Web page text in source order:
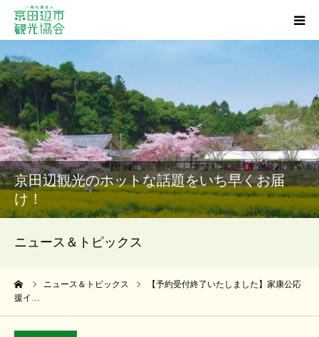
京田辺観光のホットな話題をいち早くお届
け！
ニュース＆トピックス
ニュース＆トピックス
【予約受付終了いたしました】家康公応
援イ…
観光スポット
グルメ
ショッピング
宿泊・温泉